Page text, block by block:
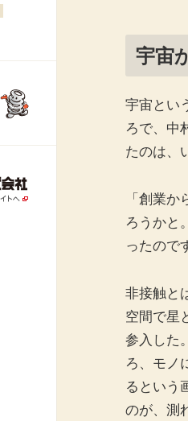
宇宙
宇宙とい
ろで、中
たのは、
「創業
ろうかと
ったので
非接触と
空間で星
参入した
ろ、モノ
るという
のが、測